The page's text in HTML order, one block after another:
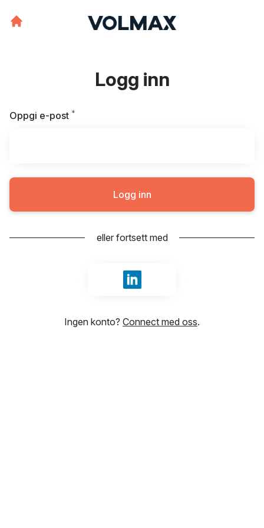
Logg inn
Oppgi e-post *
Logg inn
eller fortsett med
Logg inn med LinkedIn
Ingen konto? Connect med oss.